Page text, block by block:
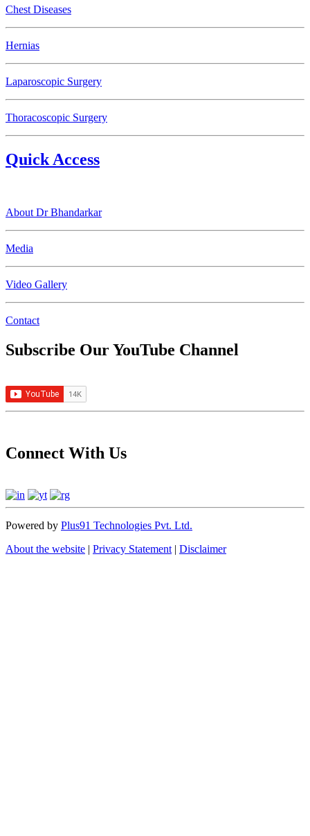
Chest Diseases
Hernias
Laparoscopic Surgery
Thoracoscopic Surgery
Quick Access
About Dr Bhandarkar
Media
Video Gallery
Contact
Subscribe Our YouTube Channel
Connect With Us
Powered by Plus91 Technologies Pvt. Ltd.
About the website | Privacy Statement | Disclaimer